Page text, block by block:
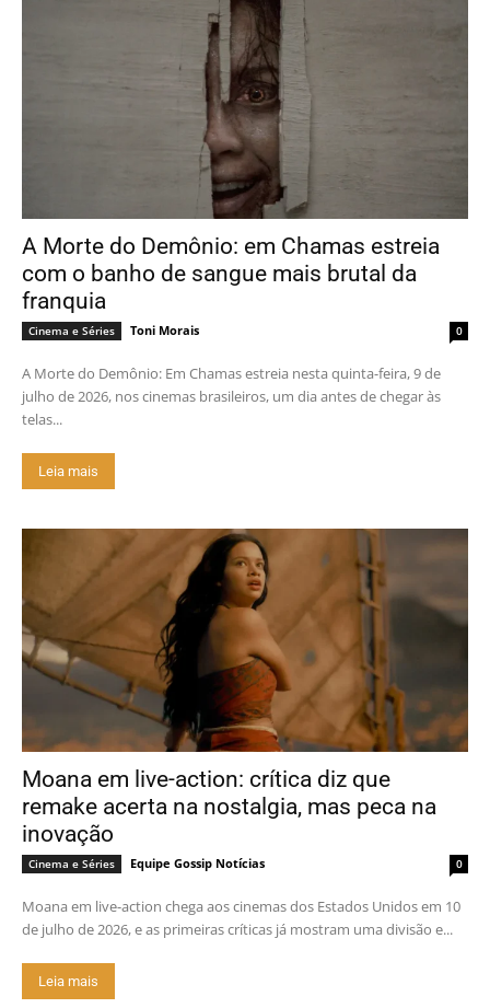
A Morte do Demônio: em Chamas estreia
com o banho de sangue mais brutal da
franquia
Cinema e Séries Toni Morais 0
A Morte do Demônio: Em Chamas estreia nesta quinta-feira, 9 de
julho de 2026, nos cinemas brasileiros, um dia antes de chegar às
telas...
Leia mais
Moana em live-action: crítica diz que
remake acerta na nostalgia, mas peca na
inovação
Cinema e Séries Equipe Gossip Notícias 0
Moana em live-action chega aos cinemas dos Estados Unidos em 10
de julho de 2026, e as primeiras críticas já mostram uma divisão e...
Leia mais